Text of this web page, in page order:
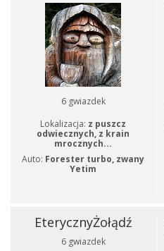
6 gwiazdek
Lokalizacja: z puszcz
odwiecznych, z krain
mrocznych...
Auto: Forester turbo, zwany
Yetim
EterycznyŻołądź
6 gwiazdek